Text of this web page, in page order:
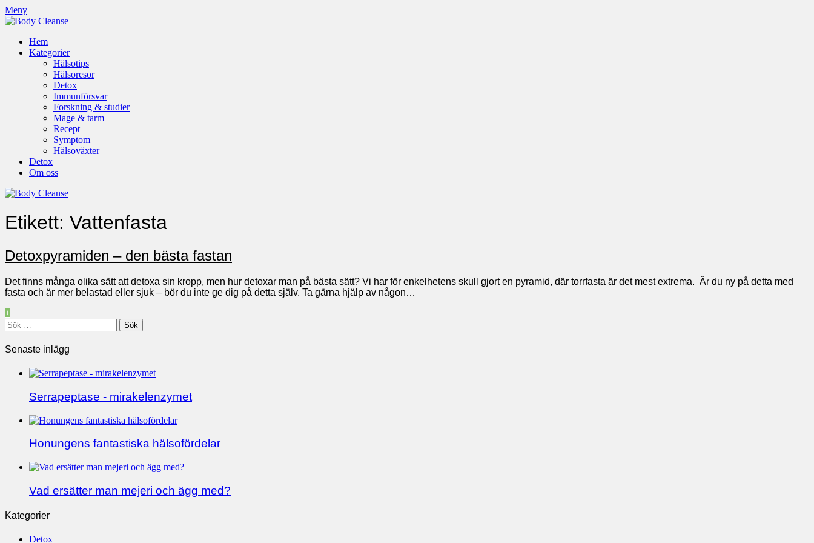
Meny
Hem
Kategorier
Hälsotips
Hälsoresor
Detox
Immunförsvar
Forskning & studier
Mage & tarm
Recept
Symptom
Hälsoväxter
Detox
Om oss
Etikett: Vattenfasta
Detoxpyramiden – den bästa fastan
Det finns många olika sätt att detoxa sin kropp, men hur detoxar man på bästa sätt? Vi har för enkelhetens skull gjort en pyramid, där torrfasta är det mest extrema. Är du ny på detta med
fasta och är mer belastad eller sjuk – bör du inte ge dig på detta själv. Ta gärna hjälp av någon…
+
Sök
efter:
Senaste inlägg
Serrapeptase - mirakelenzymet
Honungens fantastiska hälsofördelar
Vad ersätter man mejeri och ägg med?
Kategorier
Detox